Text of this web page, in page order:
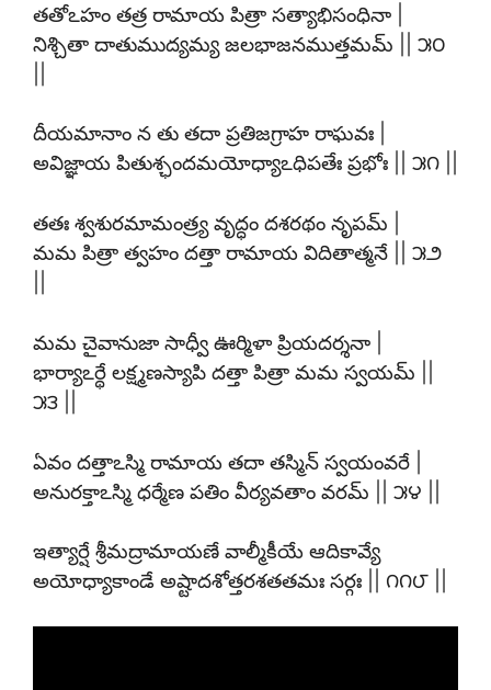
తతోఽహం తత్ర రామాయ పిత్రా సత్యాభిసంధినా |
నిశ్చితా దాతుముద్యమ్య జలభాజనముత్తమమ్ || ౫౦
దీయమానాం న తు తదా ప్రతిజగ్రాహ రాఘవః |
అవిజ్ఞాయ పితుశ్ఛందమయోధ్యాఽధిపతేః ప్రభోః || ౫౧ ||
తతః శ్వశురమామంత్ర్య వృద్ధం దశరథం నృపమ్ |
మమ పిత్రా త్వహం దత్తా రామాయ విదితాత్మనే || ౫౨
మమ చైవానుజా సాధ్వీ ఊర్మిళా ప్రియదర్శనా |
భార్యాఽర్థే లక్ష్మణస్యాపి దత్తా పిత్రా మమ స్వయమ్ ||
౫౩ ||
ఏవం దత్తాఽస్మి రామాయ తదా తస్మిన్ స్వయంవరే |
అనురక్తాఽస్మి ధర్మేణ పతిం వీర్యవతాం వరమ్ || ౫౪ ||
ఇత్యార్షే శ్రీమద్రామాయణే వాల్మీకీయే ఆదికావ్యే
అయోధ్యాకాండే అష్టాదశోత్తరశతతమః సర్గః || ౧౧౮ ||